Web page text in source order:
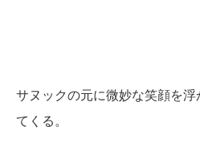
サヌックの元に微妙な笑顔を
てくる。